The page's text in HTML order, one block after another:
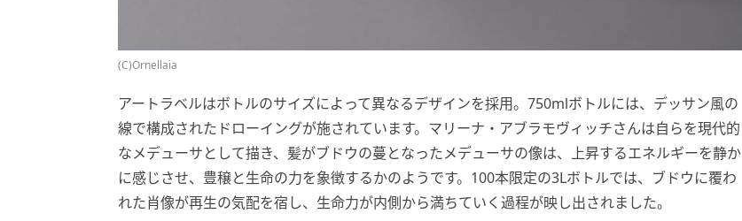
(C)Ornellaia
アートラベルはボトルのサイズによって異なるデザインを採用。750mlボトルには、デッサン風の
線で構成されたドローイングが施されています。マリーナ・アブラモヴィッチさんは自らを現代的
なメデューサとして描き、髪がブドウの蔓となったメデューサの像は、上昇するエネルギーを静か
に感じさせ、豊穣と生命の力を象徴するかのようです。100本限定の3Lボトルでは、ブドウに覆わ
れた肖像が再生の気配を宿し、生命力が内側から満ちていく過程が映し出されました。